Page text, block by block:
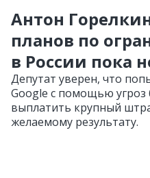
Антон
планов по
в России пока
Депутат уверен, что
Google с помощью угроз
выплатить крупный
желаемому результату.